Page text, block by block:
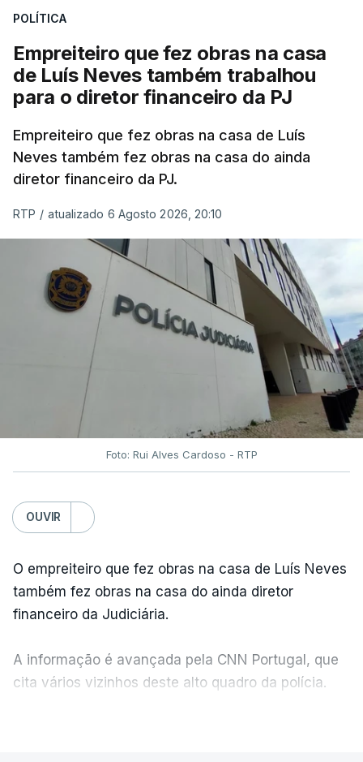
POLÍTICA
Empreiteiro que fez obras na casa
de Luís Neves também trabalhou
para o diretor financeiro da PJ
Empreiteiro que fez obras na casa de Luís
Neves também fez obras na casa do ainda
diretor financeiro da PJ.
RTP / atualizado 6 Agosto 2026, 20:10
Foto: Rui Alves Cardoso - RTP
OUVIR
O empreiteiro que fez obras na casa de Luís Neves
também fez obras na casa do ainda diretor
financeiro da Judiciária.
A informação é avançada pela CNN Portugal, que
cita vários vizinhos deste alto quadro da polícia.